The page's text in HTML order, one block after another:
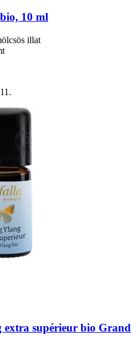
10 ml
illat
extra supérieur bio Grand